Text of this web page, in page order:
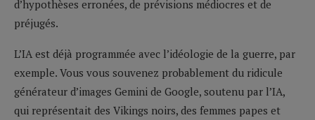
d’hypothèses erronées, de prévisions médiocres et de
préjugés.
L’IA est déjà programmée avec l’idéologie de la guerre, par
exemple. Vous vous souvenez probablement du ridicule
générateur d’images Gemini de Google, soutenu par l’IA,
qui représentait des Vikings noirs, des femmes papes et